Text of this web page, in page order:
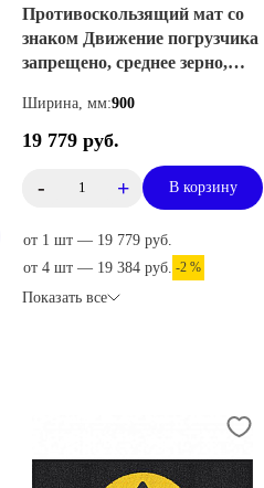
Противоскользящий мат со
знаком Движение погрузчика
запрещено, среднее зерно,
Ширина, мм:900
19 779 руб.
- + В корзину
от 1 шт — 19 779 руб.
от 4 шт — 19 384 руб. -2 %
Показать все